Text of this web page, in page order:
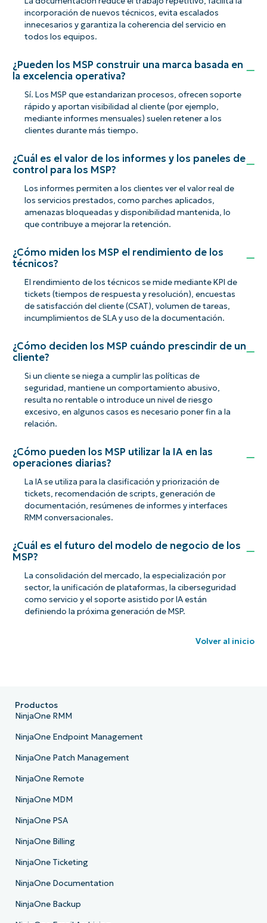
incorporación de nuevos técnicos, evita escalados
innecesarios y garantiza la coherencia del servicio en
todos los equipos.
¿Pueden los MSP construir una marca basada en
la excelencia operativa?
Sí. Los MSP que estandarizan procesos, ofrecen soporte
rápido y aportan visibilidad al cliente (por ejemplo,
mediante informes mensuales) suelen retener a los
clientes durante más tiempo.
¿Cuál es el valor de los informes y los paneles de
control para los MSP?
Los informes permiten a los clientes ver el valor real de
los servicios prestados, como parches aplicados,
amenazas bloqueadas y disponibilidad mantenida, lo
que contribuye a mejorar la retención.
¿Cómo miden los MSP el rendimiento de los
técnicos?
El rendimiento de los técnicos se mide mediante KPI de
tickets (tiempos de respuesta y resolución), encuestas
de satisfacción del cliente (CSAT), volumen de tareas,
incumplimientos de SLA y uso de la documentación.
¿Cómo deciden los MSP cuándo prescindir de un
cliente?
Si un cliente se niega a cumplir las políticas de
seguridad, mantiene un comportamiento abusivo,
resulta no rentable o introduce un nivel de riesgo
excesivo, en algunos casos es necesario poner fin a la
relación.
¿Cómo pueden los MSP utilizar la IA en las
operaciones diarias?
La IA se utiliza para la clasificación y priorización de
tickets, recomendación de scripts, generación de
documentación, resúmenes de informes y interfaces
RMM conversacionales.
¿Cuál es el futuro del modelo de negocio de los
MSP?
La consolidación del mercado, la especialización por
sector, la unificación de plataformas, la ciberseguridad
como servicio y el soporte asistido por IA están
definiendo la próxima generación de MSP.
Volver al inicio
Productos
NinjaOne RMM
NinjaOne Endpoint Management
NinjaOne Patch Management
NinjaOne Remote
NinjaOne MDM
NinjaOne PSA
NinjaOne Billing
NinjaOne Ticketing
NinjaOne Documentation
NinjaOne Backup